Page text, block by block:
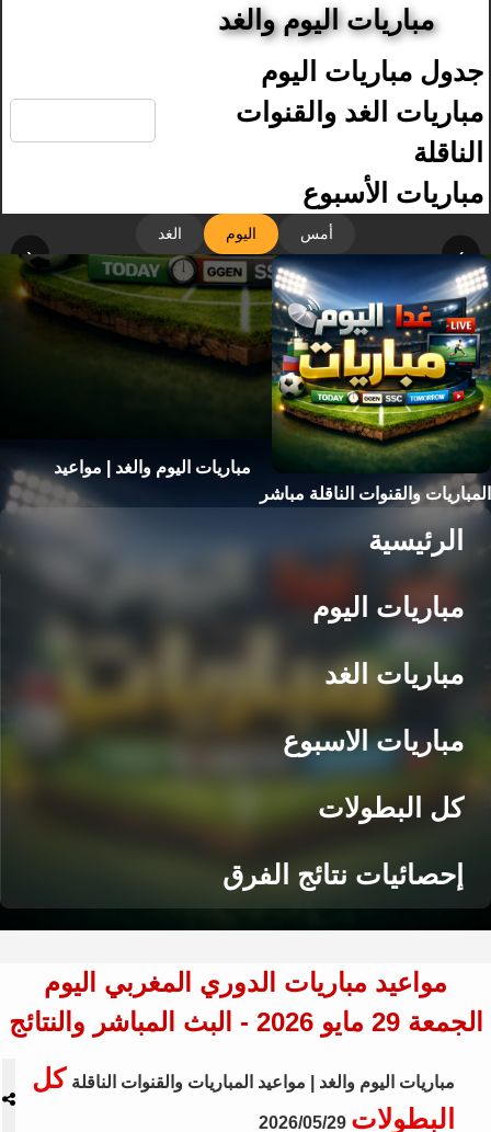
مباريات اليوم والغد
جدول مباريات اليوم
مباريات الغد والقنوات
الناقلة
مباريات الأسبوع
أمس اليوم الغد
‹ ›
مباريات اليوم والغد | مواعيد
المباريات والقنوات الناقلة مباشر
الرئيسية
مباريات اليوم
مباريات الغد
مباريات الاسبوع
كل البطولات
إحصائيات نتائج الفرق
مواعيد مباريات الدوري المغربي اليوم
الجمعة 29 مايو 2026 - البث المباشر والنتائج
مباريات اليوم والغد | مواعيد المباريات والقنوات الناقلة كل
البطولات 2026/05/29